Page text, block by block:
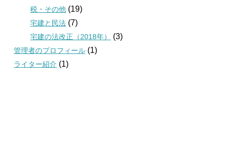
税・その他 (19)
宅建と民法 (7)
宅建の法改正（2018年） (3)
管理者のプロフィール (1)
ライター紹介 (1)